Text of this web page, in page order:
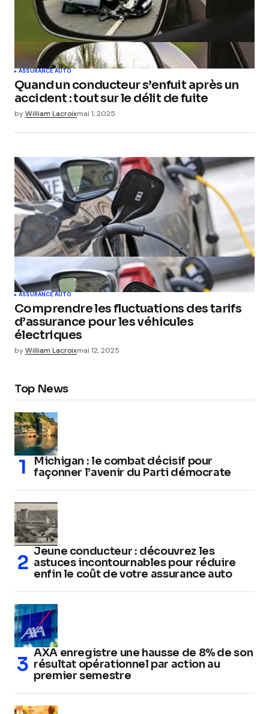
ASSURANCE AUTO
Quand un conducteur s’enfuit après un
accident : tout sur le délit de fuite
byWilliam Lacroixmai 1, 2025
ASSURANCE AUTO
Comprendre les fluctuations des tarifs
d’assurance pour les véhicules
électriques
byWilliam Lacroixmai 12, 2025
Top News
Michigan : le combat décisif pour
façonner l’avenir du Parti démocrate
Jeune conducteur : découvrez les
astuces incontournables pour réduire
enfin le coût de votre assurance auto
AXA enregistre une hausse de 8% de son
résultat opérationnel par action au
premier semestre